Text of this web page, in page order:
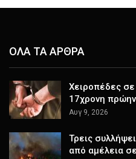
ΟΛΑ ΤΑ ΑΡΘΡΑ
Χειροπέδες
17χρονη
Αυγ 9, 2026
Τρεις
από αμέλεια